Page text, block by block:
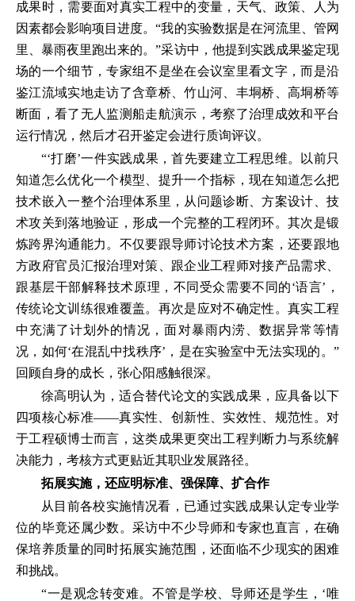
成果时，需要面对真实工程中的变量，天气、政策、人为
因素都会影响项目进度。“我的实验数据是在河流里、管网
里、暴雨夜里跑出来的。”采访中，他提到实践成果鉴定现
场的一个细节，专家组不是坐在会议室里看文字，而是沿
鉴江流域实地走访了含章桥、竹山河、丰垌桥、高垌桥等
断面，看了无人监测船走航演示，考察了治理成效和平台
运行情况，然后才召开鉴定会进行质询评议。
“‘打磨’一件实践成果，首先要建立工程思维。以前只
知道怎么优化一个模型、提升一个指标，现在知道怎么把
技术嵌入一整个治理体系里，从问题诊断、方案设计、技
术攻关到落地验证，形成一个完整的工程闭环。其次是锻
炼跨界沟通能力。不仅要跟导师讨论技术方案，还要跟地
方政府官员汇报治理对策、跟企业工程师对接产品需求、
跟基层干部解释技术原理，不同受众需要不同的‘语言’，
传统论文训练很难覆盖。再次是应对不确定性。真实工程
中充满了计划外的情况，面对暴雨内涝、数据异常等情
况，如何‘在混乱中找秩序’，是在实验室中无法实现的。”
回顾自身的成长，张心阳感触很深。
徐高明认为，适合替代论文的实践成果，应具备以下
四项核心标准——真实性、创新性、实效性、规范性。对
于工程硕博士而言，这类成果更突出工程判断力与系统解
决能力，考核方式更贴近其职业发展路径。
拓展实施，还应明标准、强保障、扩合作
从目前各校实施情况看，已通过实践成果认定专业学
位的毕竟还属少数。采访中不少导师和专家也直言，在确
保培养质量的同时拓展实施范围，还面临不少现实的困难
和挑战。
“一是观念转变难。不管是学校、导师还是学生，‘唯